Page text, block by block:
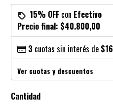
15% OFF con Efectivo
Precio final: $40.800,00
3 cuotas sin interés de
Ver cuotas y descuentos
Cantidad